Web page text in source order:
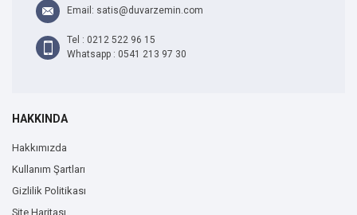
Email: satis@duvarzemin.com
Tel : 0212 522 96 15
Whatsapp : 0541 213 97 30
HAKKINDA
Hakkımızda
Kullanım Şartları
Gizlilik Politikası
Site Haritası